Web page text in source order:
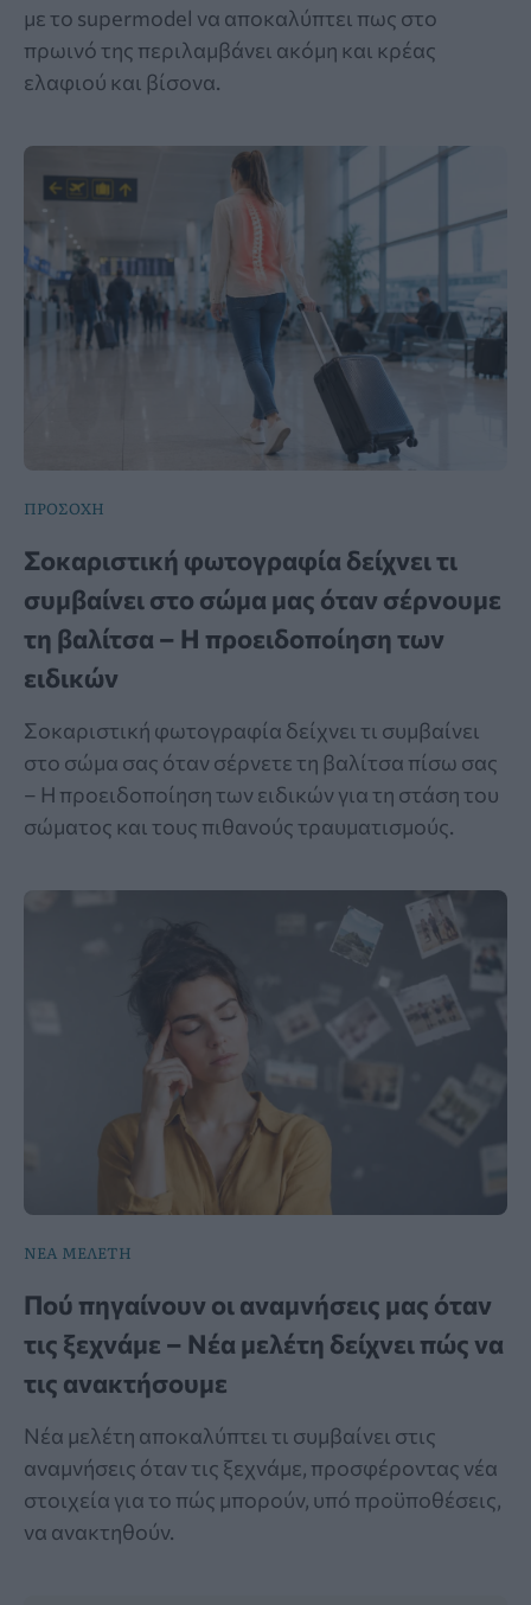
με το supermodel να αποκαλύπτει πως στο
πρωινό της περιλαμβάνει ακόμη και κρέας
ελαφιού και βίσονα.
ΠΡΟΣΟΧΗ
Σοκαριστική φωτογραφία δείχνει τι
συμβαίνει στο σώμα μας όταν σέρνουμε
τη βαλίτσα – Η προειδοποίηση των
ειδικών
Σοκαριστική φωτογραφία δείχνει τι συμβαίνει
στο σώμα σας όταν σέρνετε τη βαλίτσα πίσω σας
– Η προειδοποίηση των ειδικών για τη στάση του
σώματος και τους πιθανούς τραυματισμούς.
ΝΕΑ ΜΕΛΕΤΗ
Πού πηγαίνουν οι αναμνήσεις μας όταν
τις ξεχνάμε – Νέα μελέτη δείχνει πώς να
τις ανακτήσουμε
Νέα μελέτη αποκαλύπτει τι συμβαίνει στις
αναμνήσεις όταν τις ξεχνάμε, προσφέροντας νέα
στοιχεία για το πώς μπορούν, υπό προϋποθέσεις,
να ανακτηθούν.